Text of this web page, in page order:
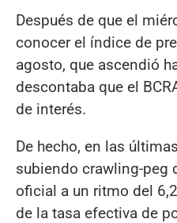
Después de que el
conocer el índice de
agosto, que ascendió
descontaba que el
de interés.
De hecho, en las
subiendo crawling-peg
oficial a un ritmo del
de la tasa efectiva de